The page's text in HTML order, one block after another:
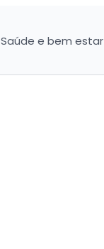
Saúde e bem estar